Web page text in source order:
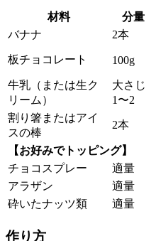
材料 分量
バナナ
2本
板チョコレート 100g
牛乳（または生ク
リーム）
大さじ
1〜2
割り箸またはアイ
スの棒
2本
【お好みでトッピング】
チョコスプレー
適量
アラザン
適量
砕いたナッツ類
適量
作り方